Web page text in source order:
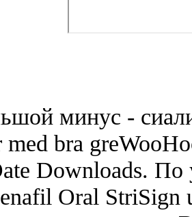
минус -
bra
Downloads.
Oral